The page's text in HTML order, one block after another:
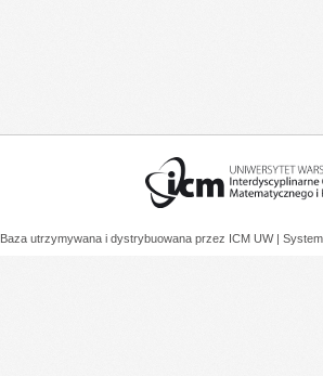
Baza utrzymywana i dystrybuowana przez ICM UW |